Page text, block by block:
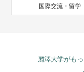
国際交流・留学
麗澤大学がも